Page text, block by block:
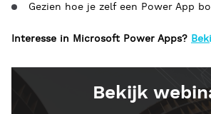
Gezien hoe je zelf een Power App
Interesse in Microsoft Power Apps?
Bekijk